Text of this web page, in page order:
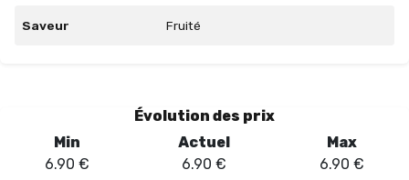
Saveur Fruité
Évolution des prix
Min
6.90 €
Actuel
6.90 €
Max
6.90 €